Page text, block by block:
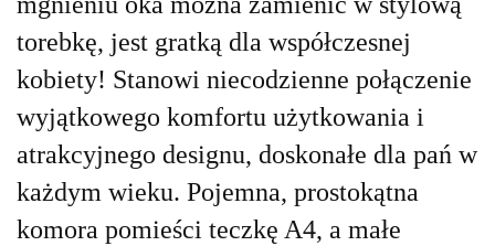
torebkę, jest gratką dla współczesnej
kobiety! Stanowi niecodzienne połączenie
wyjątkowego komfortu użytkowania i
atrakcyjnego designu, doskonałe dla pań w
każdym wieku. Pojemna, prostokątna
komora pomieści teczkę A4, a małe